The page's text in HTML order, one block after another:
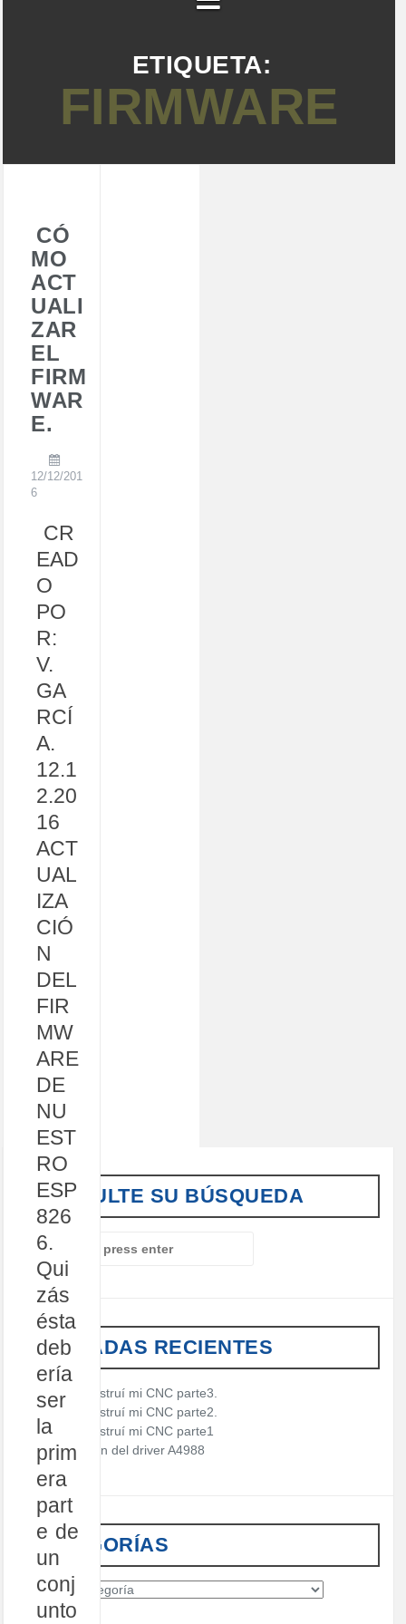
ETIQUETA:
FIRMWARE
CÓ
MO
ACT
UALI
ZAR
EL
FIRM
WAR
E.
12/12/201
6
CR
EAD
O
PO
R:
V.
GA
RCÍ
A.
12.1
2.20
16
ACT
UAL
IZA
CIÓ
N
DEL
FIR
MW
ARE
DE
NU
EST
RO
ESP
826
6.
Qui
zás
ésta
deb
ería
ser
la
prim
era
part
e de
un
conj
unto
CONSULTE SU BÚSQUEDA
S
e
a
r
c
h
f
o
:
ENTRADAS RECIENTES
Cómo construí mi CNC parte3.
Cómo construí mi CNC parte2.
Cómo construí mi CNC parte1
Descripción del driver A4988
CATEGORÍAS
C